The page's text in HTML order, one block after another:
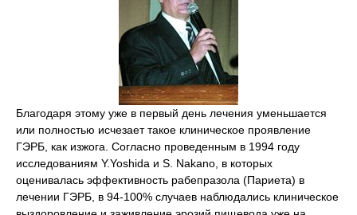
Благодаря этому уже в первый день лечения уменьшается
или полностью исчезает такое клиническое проявление
ГЭРБ, как изжога. Согласно проведенным в 1994 году
исследованиям Y.Yoshida и S. Nakano, в которых
оценивалась эффективность рабепразола (Париета) в
лечении ГЭРБ, в 94-100% случаев наблюдались клиническое